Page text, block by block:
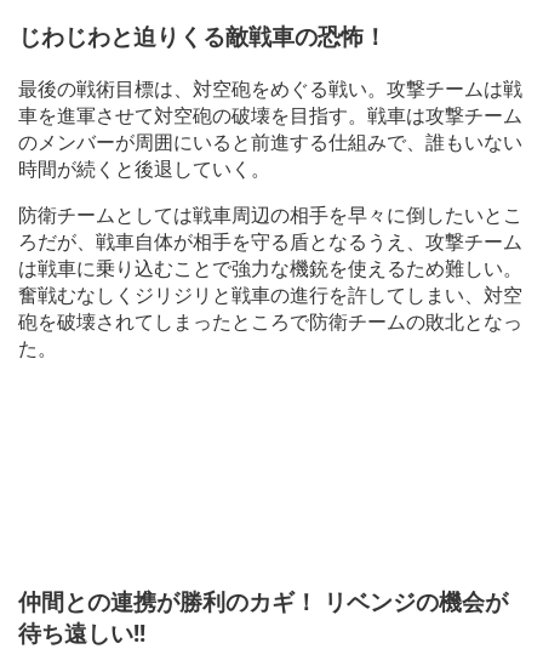
じわじわと迫りくる敵戦車の恐怖！
最後の戦術目標は、対空砲をめぐる戦い。攻撃チームは戦
車を進軍させて対空砲の破壊を目指す。戦車は攻撃チーム
のメンバーが周囲にいると前進する仕組みで、誰もいない
時間が続くと後退していく。
防衛チームとしては戦車周辺の相手を早々に倒したいとこ
ろだが、戦車自体が相手を守る盾となるうえ、攻撃チーム
は戦車に乗り込むことで強力な機銃を使えるため難しい。
奮戦むなしくジリジリと戦車の進行を許してしまい、対空
砲を破壊されてしまったところで防衛チームの敗北となっ
た。
仲間との連携が勝利のカギ！ リベンジの機会が
待ち遠しい!!